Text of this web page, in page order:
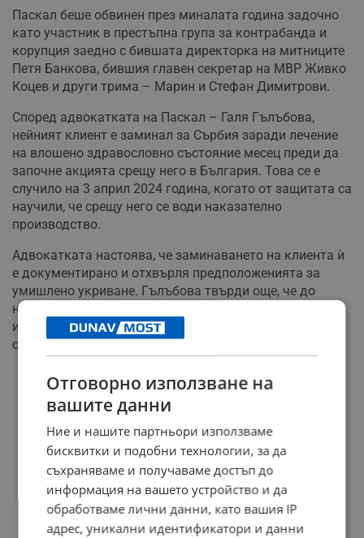
Паскал беше обвинен през миналата година задочно
като участник в престъпна група за контрабанда и
корупция заедно с бившата директорка на митниците
Петя Банкова, бившия главен секретар на МВР Живко
Коцев и други трима – Марин и Стефан Димитрови.
Според адвокатката на Паскал – Галя Гълъбова,
нейният клиент е заминал за Сърбия заради лечение
на влошено здравословно състояние месец преди да
започне акцията срещу него в България. Това се е
случило на 3 април 2024 година, когато от защитата са
научили, че срещу него се води наказателно
производство.
Адвокатката настоява, че заминаването на клиента ѝ
е документирано и отхвърля предположенията за
умишлено укриване. Гълъбова твърди още, че до
ноември 2024 година срещу Никола Николов не е
имало никакви доказателства за участие в
организирана престъпна група.
РЕКЛАМА
Отговорно използване на
вашите данни
Ние и нашите партньори използваме
бисквитки и подобни технологии, за да
съхраняваме и получаваме достъп до
информация на вашето устройство и да
обработваме лични данни, като вашия IP
адрес, уникални идентификатори и данни